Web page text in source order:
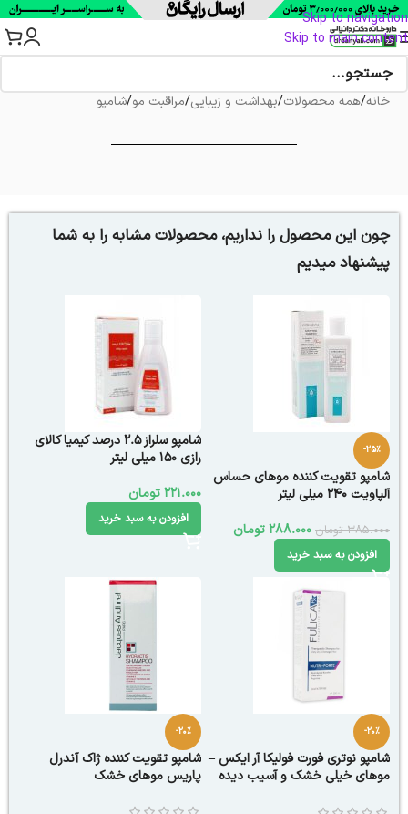
Skip to navigation
Skip to main content
خانه/همه محصولات/بهداشت و زیبایی/مراقبت مو/شامپو
چون این محصول را نداریم، محصولات مشابه را به شما
پیشنهاد میدیم
-25%
شامپو تقویت کننده موهای حساس
آلپاویت 240 میلی لیتر
385.000 تومان 288.000تومان
افزودن به سبد خرید
شامپو سلراز 2.5 درصد کیمیا کالای
رازی 150 میلی لیتر
221.000تومان
افزودن به سبد خرید
-20%
شامپو نوتری فورت فولیکا آر ایکس –
موهای خیلی خشک و آسیب دیده
-20%
شامپو تقویت کننده ژاک آندرل
پاریس موهای خشک